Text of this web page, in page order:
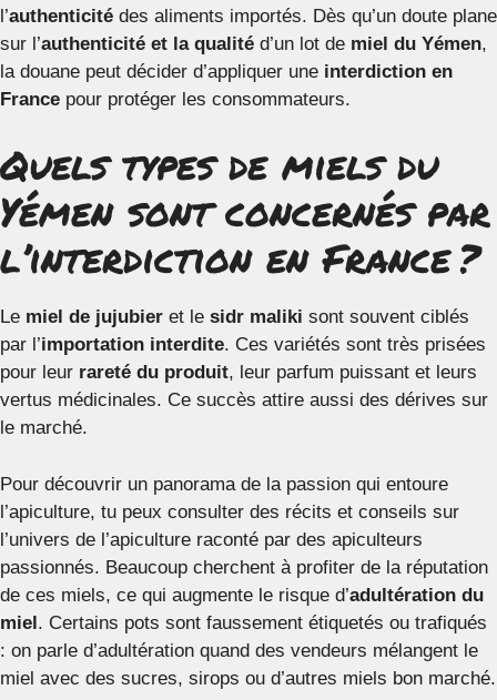
l’authenticité des aliments importés. Dès qu’un doute plane
sur l’authenticité et la qualité d’un lot de miel du Yémen,
la douane peut décider d’appliquer une interdiction en
France pour protéger les consommateurs.
Quels types de miels du
Yémen sont concernés par
l’interdiction en France ?
Le miel de jujubier et le sidr maliki sont souvent ciblés
par l’importation interdite. Ces variétés sont très prisées
pour leur rareté du produit, leur parfum puissant et leurs
vertus médicinales. Ce succès attire aussi des dérives sur
le marché.
Pour découvrir un panorama de la passion qui entoure
l’apiculture, tu peux consulter des récits et conseils sur
l’univers de l’apiculture raconté par des apiculteurs
passionnés. Beaucoup cherchent à profiter de la réputation
de ces miels, ce qui augmente le risque d’adultération du
miel. Certains pots sont faussement étiquetés ou trafiqués
: on parle d’adultération quand des vendeurs mélangent le
miel avec des sucres, sirops ou d’autres miels bon marché.